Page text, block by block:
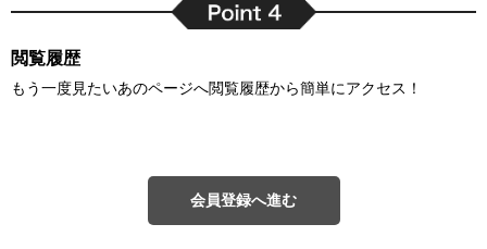
閲覧履歴
もう一度見たいあのページへ閲覧履歴から簡単にアクセス！
会員登録へ進む